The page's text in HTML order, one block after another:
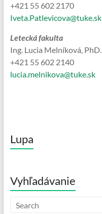
+421 55 602 2170
Iveta.Patlevicova@tuke.sk
Letecká fakulta
Ing. Lucia Melníková, PhD.
+421 55 602 2140
lucia.melnikova@tuke.sk
Lupa
Vyhľadávanie